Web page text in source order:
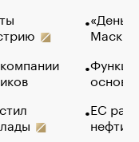
Маск в
основ
ЕС
нефти